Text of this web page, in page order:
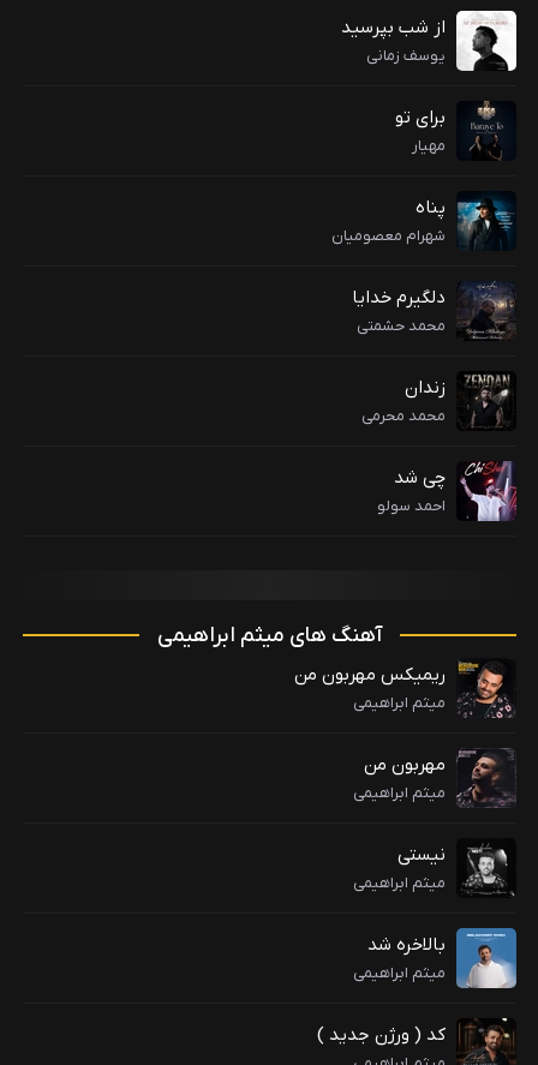
از شب بپرسید
یوسف زمانی
برای تو
مهیار
پناه
شهرام معصومیان
دلگیرم خدایا
محمد حشمتی
زندان
محمد محرمی
چی شد
احمد سولو
آهنگ های میثم ابراهیمی
ریمیکس مهربون من
میثم ابراهیمی
مهربون من
میثم ابراهیمی
نیستی
میثم ابراهیمی
بالاخره شد
میثم ابراهیمی
کد ( ورژن جدید )